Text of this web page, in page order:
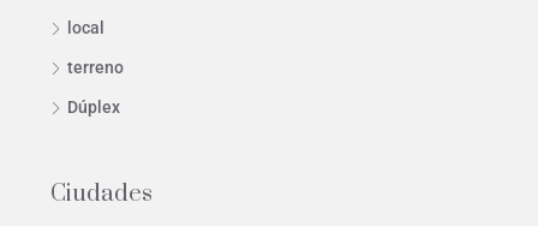
local
terreno
Dúplex
Ciudades